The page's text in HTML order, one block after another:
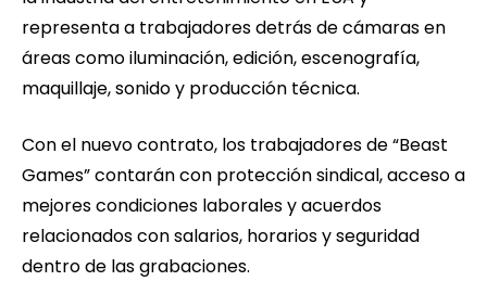
representa a trabajadores detrás de cámaras en
áreas como iluminación, edición, escenografía,
maquillaje, sonido y producción técnica.
Con el nuevo contrato, los trabajadores de “Beast
Games” contarán con protección sindical, acceso a
mejores condiciones laborales y acuerdos
relacionados con salarios, horarios y seguridad
dentro de las grabaciones.